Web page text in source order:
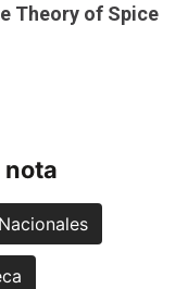
Theory of Spice
nota